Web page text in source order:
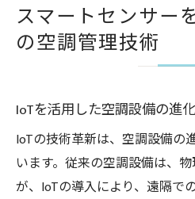
スマートセンサー
の空調管理技術
IoTを活用した空調設備の進化
IoTの技術革新は、空調設備の
います。従来の空調設備は、
が、IoTの導入により、遠隔で